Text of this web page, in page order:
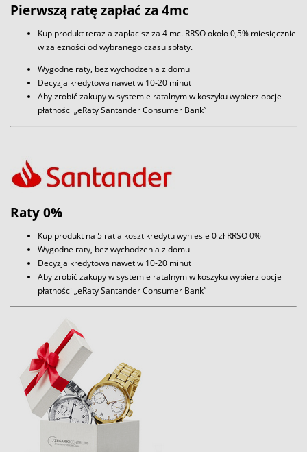
Pierwszą ratę zapłać za 4mc
Kup produkt teraz a zapłacisz za 4 mc. RRSO około 0,5% miesięcznie
w zależności od wybranego czasu spłaty.
Wygodne raty, bez wychodzenia z domu
Decyzja kredytowa nawet w 10-20 minut
Aby zrobić zakupy w systemie ratalnym w koszyku wybierz opcje
płatności „eRaty Santander Consumer Bank”
Raty 0%
Kup produkt na 5 rat a koszt kredytu wyniesie 0 zł RRSO 0%
Wygodne raty, bez wychodzenia z domu
Decyzja kredytowa nawet w 10-20 minut
Aby zrobić zakupy w systemie ratalnym w koszyku wybierz opcje
płatności „eRaty Santander Consumer Bank”